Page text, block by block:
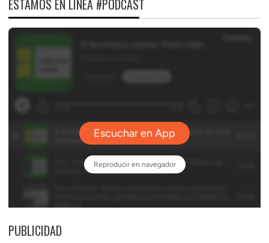
ESTAMOS EN LÍNEA #PODCAST
PUBLICIDAD